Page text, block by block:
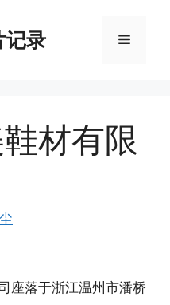
记录 菜
材有限
座落于浙江温州市潘桥